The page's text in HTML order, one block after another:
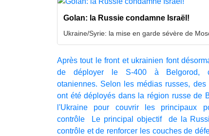
Golan: la Russie condamne Israël!
Ukraine/Syrie: la mise en garde sévère de
Après tout le front et ukrainien font
de déployer le S-400 à Belgorod,
otaniennes. Selon les médias russes,
ont été déployés dans la région russe de
l'Ukraine pour couvrir les principaux
contrôle Le principal objectif de la
contrôle et de renforcer les couches de